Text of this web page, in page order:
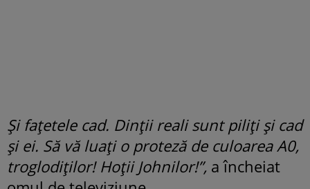
Și fațetele cad. Dinții reali sunt piliți și cad
și ei. Să vă luați o proteză de culoarea A0,
troglodiților! Hoții Johnilor!”, a încheiat